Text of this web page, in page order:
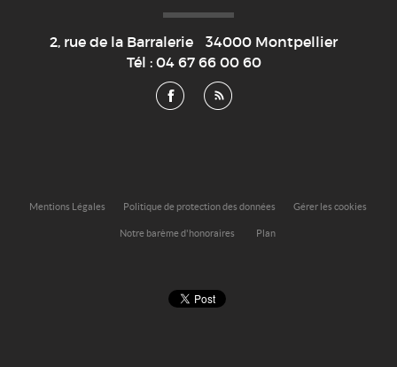
2, rue de la Barralerie 34000 Montpellier
Tél : 04 67 66 00 60
Mentions Légales Politique de protection des données Gérer les cookies
Notre barème d'honoraires Plan